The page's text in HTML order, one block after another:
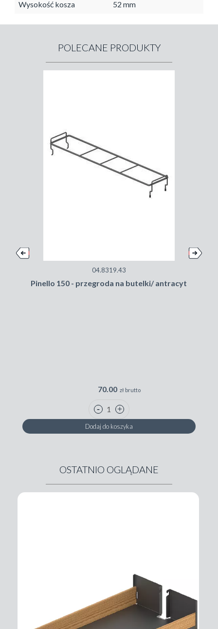
Wysokość kosza 52 mm
POLECANE PRODUKTY
04.8319.43
Pinello 150 - przegroda na butelki/ antracyt
70.00 zł brutto
Dodaj do koszyka
OSTATNIO OGLĄDANE